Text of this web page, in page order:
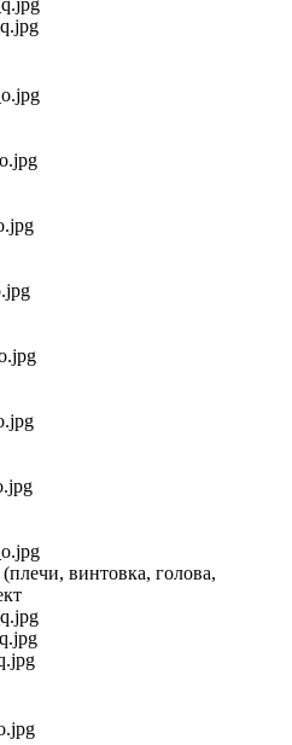
винтовка, голова,